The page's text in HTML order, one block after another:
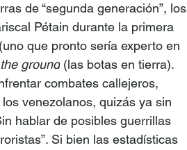
de “segunda generación”, los
Pétain durante la primera
que pronto sería experto en
ground (las botas en tierra).
combates callejeros,
venezolanos, quizás ya sin
hablar de posibles guerrillas
Si bien las estadísticas